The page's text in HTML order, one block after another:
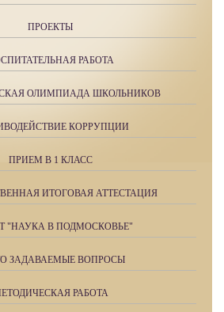
ПРОЕКТЫ
РАБОТА
ОЛИМПИАДА ШКОЛЬНИКОВ
КОРРУПЦИИ
ПРИЕМ В 1 КЛАСС
ИТОГОВАЯ АТТЕСТАЦИЯ
"НАУКА В ПОДМОСКОВЬЕ"
ЗАДАВАЕМЫЕ ВОПРОСЫ
РАБОТА